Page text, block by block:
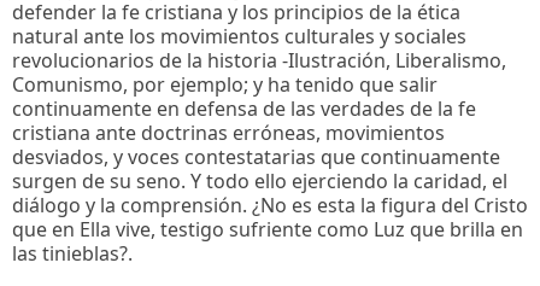
defender la fe cristiana y los principios de la ética
natural ante los movimientos culturales y sociales
revolucionarios de la historia -Ilustración, Liberalismo,
Comunismo, por ejemplo; y ha tenido que salir
continuamente en defensa de las verdades de la fe
cristiana ante doctrinas erróneas, movimientos
desviados, y voces contestatarias que continuamente
surgen de su seno. Y todo ello ejerciendo la caridad, el
diálogo y la comprensión. ¿No es esta la figura del Cristo
que en Ella vive, testigo sufriente como Luz que brilla en
las tinieblas?.